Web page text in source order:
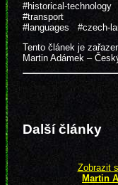
#historical-technology
#transport
#languages
#czech-
Tento článek je
Martin Adámek –
Další články
Zobrazit
Martin